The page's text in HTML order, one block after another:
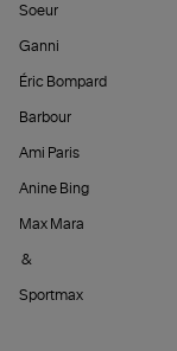
Soeur
Ganni
Éric Bompard
Barbour
Ami Paris
Anine Bing
Max Mara
&
Sportmax